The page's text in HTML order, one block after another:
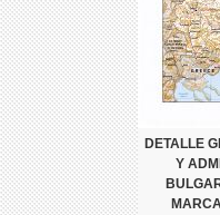
DETALLE
Y